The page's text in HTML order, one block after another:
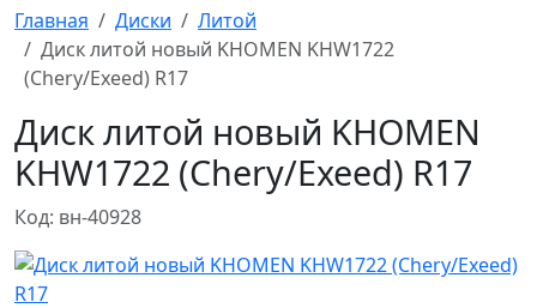
Главная Диски
Литой
Диск литой новый KHOMEN KHW1722
(Chery/Exeed) R17
Диск литой новый KHOMEN
KHW1722 (Chery/Exeed) R17
Код: вн-40928